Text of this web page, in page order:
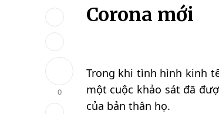
0
Corona mới
Trong khi tình hình kinh
một cuộc khảo sát đã
của bản thân họ.